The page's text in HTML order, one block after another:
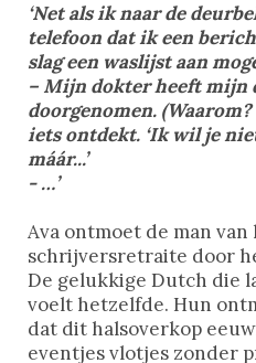
‘Net als ik naar de
telefoon dat ik een
slag een waslijst aan
– Mijn dokter heeft mijn
doorgenomen.
iets ontdekt. ‘Ik wil je
máár...’
- …’
Ava ontmoet de man van
schrijversretraite door
De gelukkige Dutch die
voelt hetzelfde. Hun
dat dit halsoverkop
eventjes vlotjes zonder